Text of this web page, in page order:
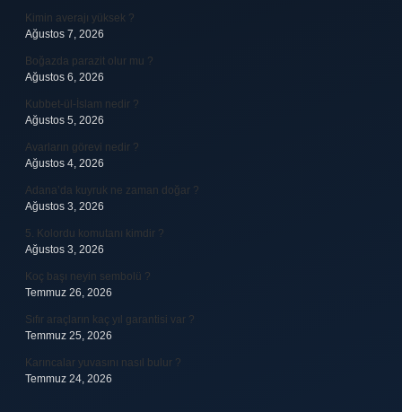
Kimin averajı yüksek ?
Ağustos 7, 2026
Boğazda parazit olur mu ?
Ağustos 6, 2026
Kubbet-ül-İslam nedir ?
Ağustos 5, 2026
Avarların görevi nedir ?
Ağustos 4, 2026
Adana’da kuyruk ne zaman doğar ?
Ağustos 3, 2026
5. Kolordu komutanı kimdir ?
Ağustos 3, 2026
Koç başı neyin sembolü ?
Temmuz 26, 2026
Sıfır araçların kaç yıl garantisi var ?
Temmuz 25, 2026
Karıncalar yuvasını nasıl bulur ?
Temmuz 24, 2026